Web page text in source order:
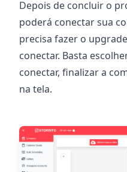
Depois de concluir o
poderá conectar sua
precisa fazer o
conectar. Basta
conectar, finalizar a
na tela.